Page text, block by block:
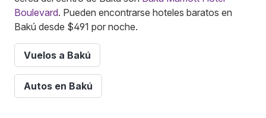
Boulevard. Pueden encontrarse hoteles baratos en
Bakú desde $491 por noche.
Vuelos a Bakú
Autos en Bakú